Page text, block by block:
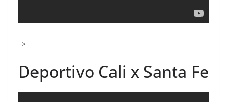
–>
Deportivo Cali x Santa Fe